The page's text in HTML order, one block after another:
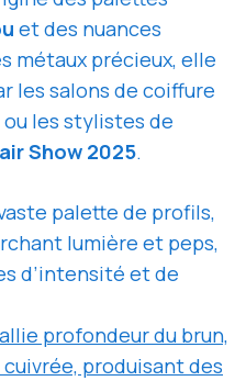
et des nuances
métaux précieux, elle
les salons de coiffure
ou les stylistes de
Show 2025.
palette de profils,
lumière et peps,
d’intensité et de
profondeur du brun,
produisant des